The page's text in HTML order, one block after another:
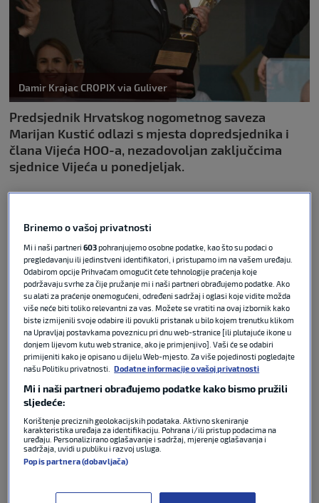
Damir Krajac CROPIX via Guliver
Predsjednik Hrvatskog nogometnog saveza
Marijan Kustić odlazi s mjesta dopredsjednika i
člana Vijeća HOO-a, nezadovoljan zaključcima
sjednice Vijeća u ponedjeljak.
stigla je nakon maratonske sjednice Vijeća.
POVEZANO
Mateša nakon sjednice HOO-a:
‘Ako se utvrdi nepravilnost,
odstupit ćemo’
OLIMPIJSKE IGRE 18. svi 2026 0
O svojoj ostavci sada se službeno prekoHNS-a
oglasio samKustić.
“Prošlo je previše vremena od saznanja o ozbiljnim
Brinemo o vašoj privatnosti
Mi i naši partneri603pohranjujemo osobne podatke, kao što su podaci o
pregledavanju ili jedinstveni identifikatori, i pristupamo im na vašem uređaju.
Odabirom opcije Prihvaćam omogućit ćete tehnologije praćenja koje
podržavaju svrhe za čije pružanje mi i naši partneri obrađujemo podatke. Ako
su alati za praćenje onemogućeni, određeni sadržaj i oglasi koje vidite možda
više neće biti toliko relevantni za vas. Možete se vratiti na ovaj izbornik kako
biste izmijenili svoje odabire ili povukli pristanak u bilo kojem trenutku klikom
na Upravljaj postavkama poveznicu pri dnu web-stranice [ili plutajuće ikone u
donjem lijevom kutu web stranice, ako je primjenjivo]. Vaši će se odabiri
primijeniti kako je opisano u dijelu Web-mjesto. Za više pojedinosti pogledajte
našu Politiku privatnosti.
Dodatne informacije o vašoj privatnosti
Mi i naši partneri obrađujemo podatke kako bismo pružili
sljedeće:
Korištenje preciznih geolokacijskih podataka. Aktivno skeniranje
karakteristika uređaja za identifikaciju. Pohrana i/ili pristup podacima na
uređaju. Personalizirano oglašavanje i sadržaj, mjerenje oglašavanja i
sadržaja, uvidi u publiku i razvoj usluga.
Popis partnera (dobavljača)